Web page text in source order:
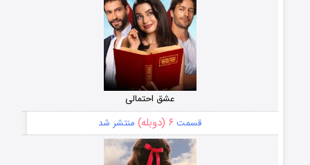
عشق احتمالی
قسمت ۶ (دوبله) منتشر شد